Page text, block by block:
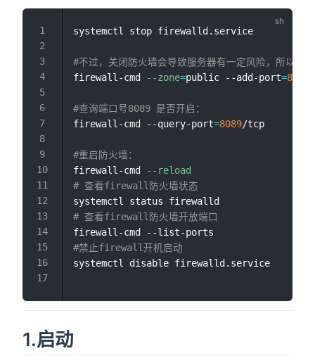
systemctl stop firewalld.service
#不过，关闭防火墙会导致服务器有一定风险，所以建
firewall-cmd
--zone=public --add-port=8089
#查询端口号8089 是否开启：
firewall-cmd --query-port=8089/tcp
#重启防火墙：
firewall-cmd
--reload
# 查看firewall防火墙状态
# 查看firewall防火墙开放端口
#禁止firewall开机启动
systemctl disable firewalld.service
1.启动